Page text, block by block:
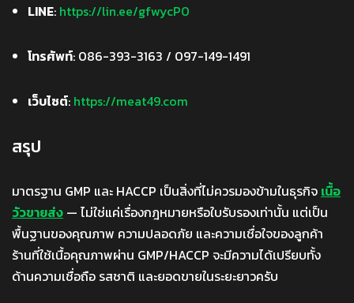
LINE: https://lin.ee/gfwycP0
โทรศัพท์: 086-393-3163 / 097-149-1491
เว็บไซต์: https://meat49.com
สรุป
มาตรฐาน GMP และ HACCP เป็นสิ่งที่ไม่ควรมองข้ามในธุรกิจ เนื้อ
วัวขายส่ง — ไม่ใช่แค่เรื่องกฎหมายหรือใบรับรองเท่านั้น แต่เป็น
พื้นฐานของคุณภาพ ความปลอดภัย และความเชื่อใจของลูกค้า
ร้านที่ใช้เนื้อคุณภาพผ่าน GMP/HACCP จะมีความได้เปรียบทั้ง
ด้านความเชื่อถือ รสชาติ และยอดขายในระยะยาวครับ